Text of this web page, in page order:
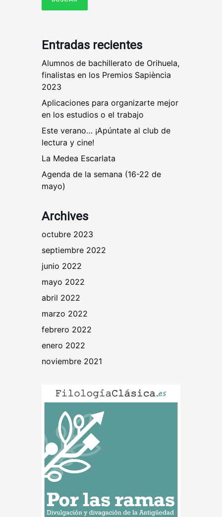
Entradas recientes
Alumnos de bachillerato de Orihuela,
finalistas en los Premios Sapiència
2023
Aplicaciones para organizarte mejor
en los estudios o el trabajo
Este verano… ¡Apúntate al club de
lectura y cine!
La Medea Escarlata
Agenda de la semana (16-22 de
mayo)
Archives
octubre 2023
septiembre 2022
junio 2022
mayo 2022
abril 2022
marzo 2022
febrero 2022
enero 2022
noviembre 2021